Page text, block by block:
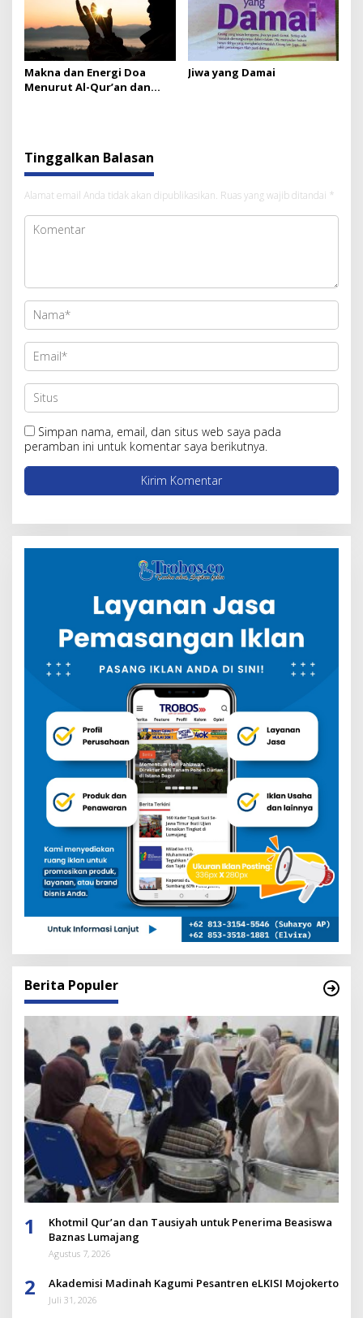
Makna dan Energi Doa
Menurut Al-Qur’an dan
Jiwa yang Damai
Tinggalkan Balasan
Alamat email Anda tidak akan dipublikasikan. Ruas yang wajib ditandai *
Simpan nama, email, dan situs web saya pada
peramban ini untuk komentar saya berikutnya.
Berita Populer
1
Khotmil Qur’an dan Tausiyah untuk Penerima Beasiswa
Baznas Lumajang
Agustus 7, 2026
2 Akademisi Madinah Kagumi Pesantren eLKISI Mojokerto
Juli 31, 2026